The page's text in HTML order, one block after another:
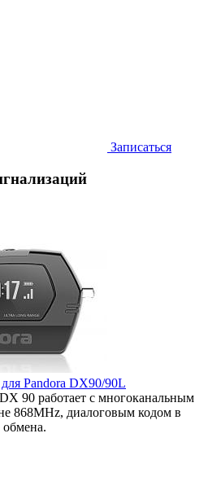
Записаться
Pandora DX90/90L
90 работает c многоканальным
868MHz, диалоговым кодом в